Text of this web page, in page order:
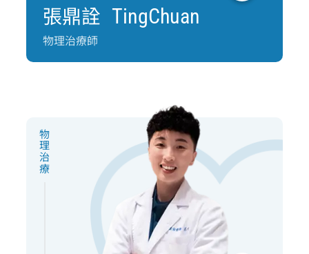
張鼎詮 TingChuan
物理治療師
物理治療